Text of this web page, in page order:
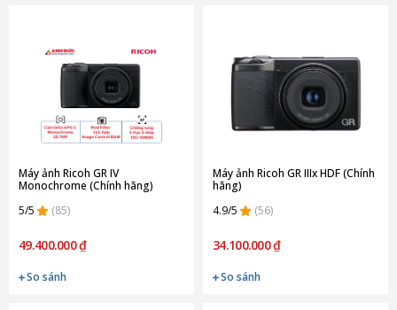
Máy ảnh Ricoh GR IV
Monochrome (Chính hãng)
5/5
(85)
49.400.000 ₫
So sánh
Máy ảnh Ricoh GR IIIx HDF (Chính
hãng)
4.9/5
(56)
34.100.000 ₫
So sánh